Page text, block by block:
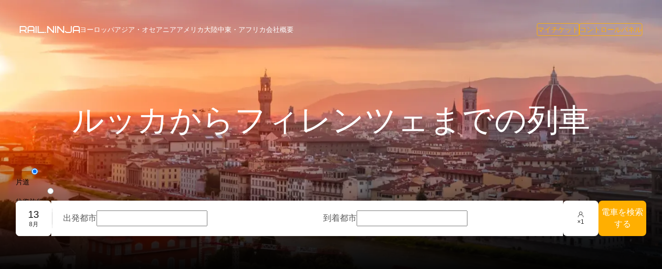
ヨーロッパアジア・オセアニアアメリカ大陸中東・アフリカ会社概要 マイチケット コントロールパネル
ルッカからフィレンツェまでの列車
片道
往復旅行
団体予約
13
8月
出発都市 到着都市 ×1
電車を検索
する